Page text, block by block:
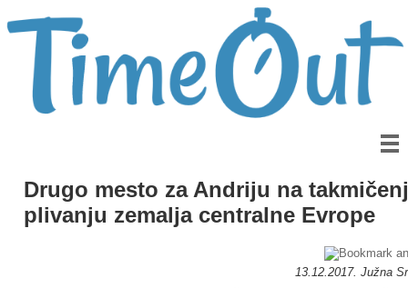
Drugo mesto za Andriju na
plivanju zemalja centralne Evrope
13.12.2017. Južna